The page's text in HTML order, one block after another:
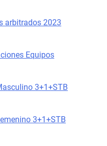
arbitrados 2023
Equipos
3+1+STB
3+1+STB